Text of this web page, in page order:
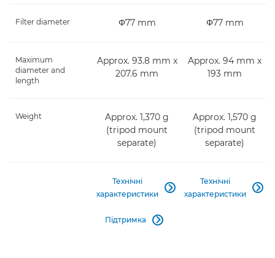
Filter diameter Φ77 mm Φ77 mm
Maximum
diameter and
length
Approx. 93.8 mm x
207.6 mm
Approx. 94 mm x
193 mm
Weight
Approx. 1,370 g
(tripod mount
separate)
Approx. 1,570 g
(tripod mount
separate)
Технічні
характеристики

Підтримка 
Технічні
характеристики
